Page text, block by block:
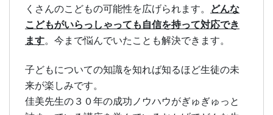
くさんのこどもの可能性を広げられます。 どんな
こどもがいらっしゃっても自信を持って対応でき
ます。今まで悩んでいたことも解決できます。
子どもについての知識を知れば知るほど生徒の未
来が楽しみです。
佳美先生の３０年の成功ノウハウがぎゅぎゅっと